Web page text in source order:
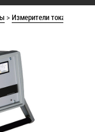
>Измерители тока